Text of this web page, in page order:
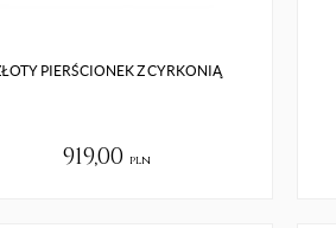
PIERŚCIONEK Z CYRKONIĄ
919,00 pln